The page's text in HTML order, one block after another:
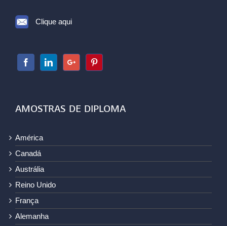
Clique aqui
AMOSTRAS DE DIPLOMA
América
Canadá
Austrália
Reino Unido
França
Alemanha